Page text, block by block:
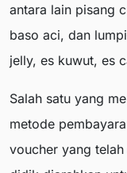
antara lain pisang
baso aci, dan
jelly, es kuwut, es
Salah satu yang
metode
voucher yang